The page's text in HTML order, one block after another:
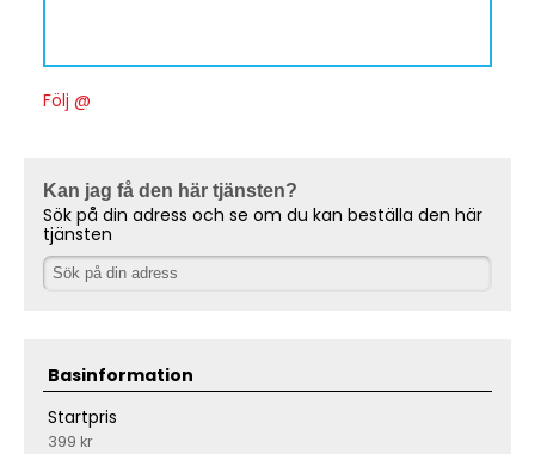
Följ @
Kan jag få den här tjänsten?
Sök på din adress och se om du kan beställa den här
tjänsten
Basinformation
Startpris
399 kr